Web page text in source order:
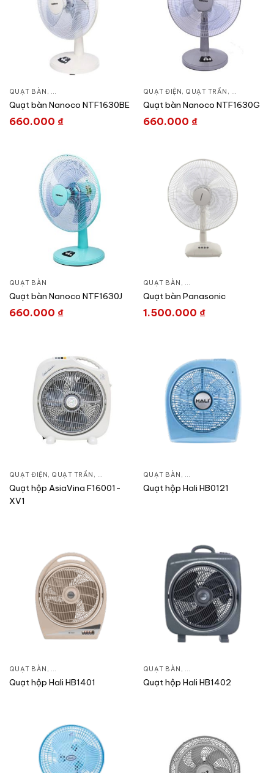
QUẠT BÀN , QUẠT ĐIỆN, QUẠT TRẦN
Quạt bàn Nanoco NTF1630BE
660.000 ₫
QUẠT ĐIỆN, QUẠT TRẦN , QUẠT BÀN
Quạt bàn Nanoco NTF1630G
660.000 ₫
QUẠT BÀN
Quạt bàn Nanoco NTF1630J
660.000 ₫
QUẠT BÀN , QUẠT ĐIỆN, QUẠT TRẦN
Quạt bàn Panasonic
1.500.000 ₫
QUẠT ĐIỆN, QUẠT TRẦN , QUẠT BÀN
Quạt hộp AsiaVina F16001-
XV1
QUẠT BÀN , QUẠT ĐIỆN, QUẠT TRẦN
Quạt hộp Hali HB0121
QUẠT BÀN , QUẠT ĐIỆN, QUẠT TRẦN
Quạt hộp Hali HB1401
QUẠT BÀN , QUẠT ĐIỆN, QUẠT TRẦN
Quạt hộp Hali HB1402